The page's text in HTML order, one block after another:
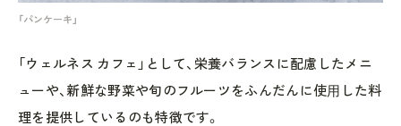
「パンケーキ」
「ウェルネス カフェ」として、栄養バランスに配慮したメニ
ューや、新鮮な野菜や旬のフルーツをふんだんに使⽤した料
理を提供しているのも特徴です。